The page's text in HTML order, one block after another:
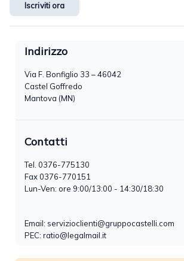
Iscriviti ora
Indirizzo
Via F. Bonfiglio 33 – 46042
Castel Goffredo
Mantova (MN)
Contatti
Tel. 0376-775130
Fax 0376-770151
Lun-Ven: ore 9:00/13:00 - 14:30/18:30
Email: servizioclienti@gruppocastelli.com
PEC: ratio@legalmail.it